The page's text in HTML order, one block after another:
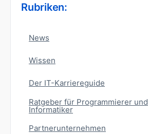
Rubriken:
News
Wissen
Der IT-Karriereguide
Ratgeber für Programmierer und
Informatiker
Partnerunternehmen